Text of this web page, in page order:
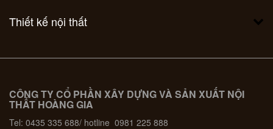
Thiết kế nội thất
CÔNG TY CỔ PHẦN XÂY DỰNG VÀ SẢN XUẤT NỘI
THẤT HOÀNG GIA
Tel: 0435 335 688/ hotline 0981 225 888